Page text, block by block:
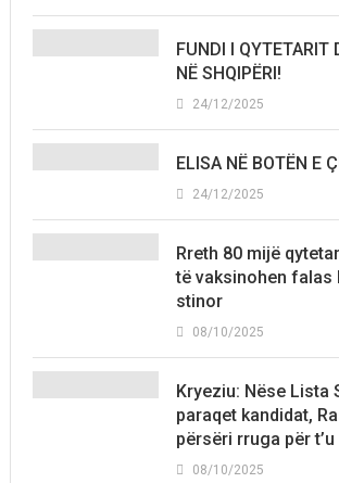
FUNDI I QYTETARIT
NË SHQIPËRI!
24/12/2025
ELISA NË BOTËN E
24/12/2025
Rreth 80 mijë
të vaksinohen falas
stinor
08/10/2025
Kryeziu: Nëse Lista
paraqet kandidat,
përsëri rruga për
08/10/2025